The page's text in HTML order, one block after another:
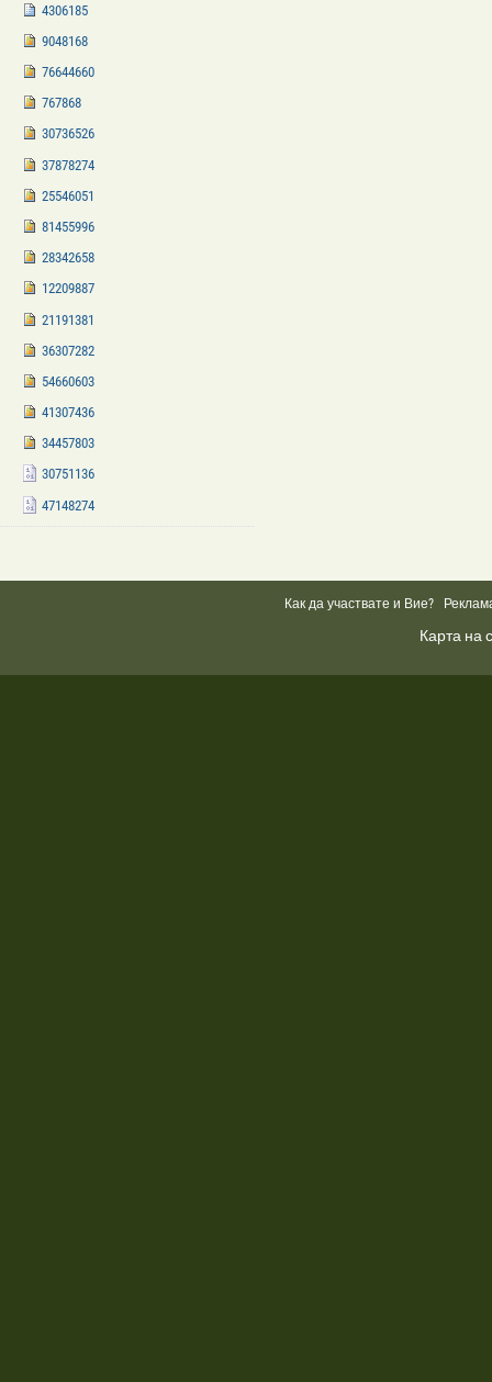
4306185
9048168
76644660
767868
30736526
37878274
25546051
81455996
28342658
12209887
21191381
36307282
54660603
41307436
34457803
30751136
47148274
Как да участвате и Вие?
Карта на